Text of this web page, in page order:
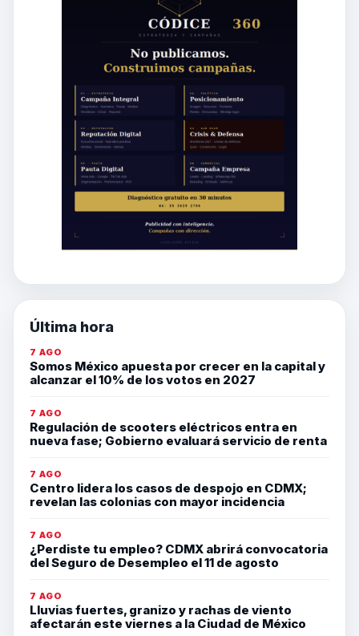
Última hora
7 AGO
Somos México apuesta por crecer en la capital y
alcanzar el 10% de los votos en 2027
7 AGO
Regulación de scooters eléctricos entra en
nueva fase; Gobierno evaluará servicio de renta
7 AGO
Centro lidera los casos de despojo en CDMX;
revelan las colonias con mayor incidencia
7 AGO
¿Perdiste tu empleo? CDMX abrirá convocatoria
del Seguro de Desempleo el 11 de agosto
7 AGO
Lluvias fuertes, granizo y rachas de viento
afectarán este viernes a la Ciudad de México